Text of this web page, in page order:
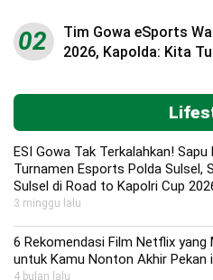
02
Tim Gowa eSports
2026, Kapolda: Kita
ESI Gowa Tak Terkalahkan! Sapu
Turnamen Esports Polda Sulsel,
Sulsel di Road to Kapolri Cup
3 minggu lalu
6 Rekomendasi Film Netflix yang
untuk Kamu Nonton Akhir Pekan
4 bulan lalu